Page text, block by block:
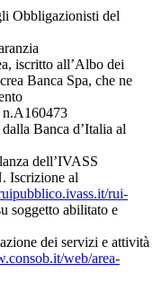
Obbligazionisti del
iscritto all’Albo dei
Banca Spa, che ne
n.A160473
Banca d’Italia al
dell’IVASS
Iscrizione al
rui-
soggetto abilitato e
dei servizi e attività
web/area-